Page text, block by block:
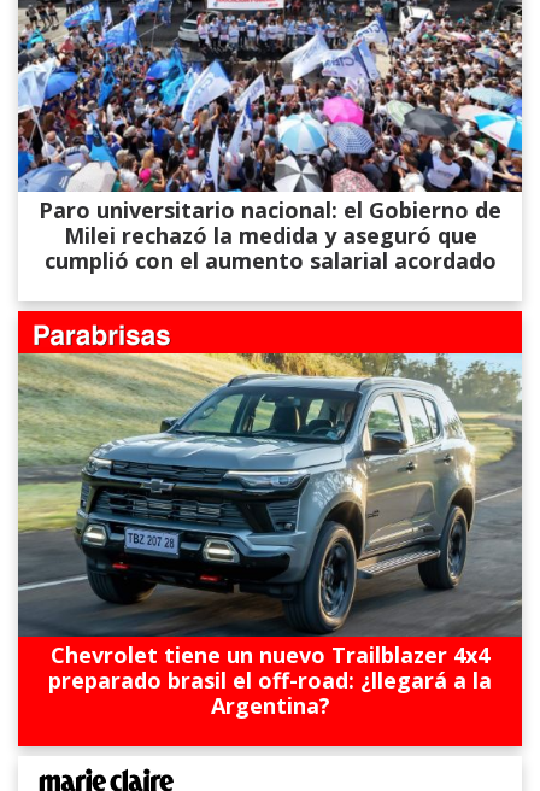
Paro universitario nacional: el Gobierno de
Milei rechazó la medida y aseguró que
cumplió con el aumento salarial acordado
Chevrolet tiene un nuevo Trailblazer 4x4
preparado brasil el off-road: ¿llegará a la
Argentina?